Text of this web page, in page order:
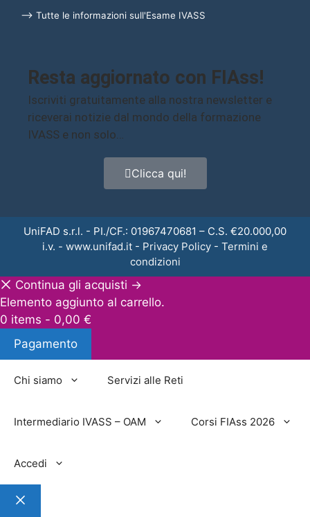
⟶ Tutte le informazioni sull'Esame IVASS
Resta aggiornato con FIAss!
Iscriviti gratuitamente alla nostra newsletter e
riceverai notizie dal mondo della formazione
IVASS e non solo…
Clicca qui!
UniFAD s.r.l. - PI./CF.: 01967470681 – C.S. €20.000,00
i.v. - www.unifad.it - Privacy Policy - Termini e
condizioni
Continua gli acquisti →
Elemento aggiunto al carrello.
0 items - 0,00 €
Pagamento
Chi siamo Servizi alle Reti
Intermediario IVASS – OAM Corsi FIAss 2026
Accedi